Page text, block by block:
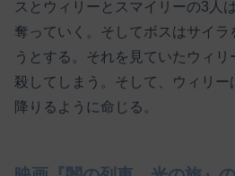
スとウィリーとスマイリーの3人
奪っていく。そしてボスはサイラ
うとする。それを見ていたウィ
殺してしまう。そして、ウィリ
降りるように命じる。